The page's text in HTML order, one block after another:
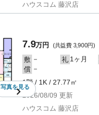
ハウスコム 藤沢店
写真を見る
7.9万円 (共益費 3,900円)
敷 － 礼 1ヶ月
償 －
1階 / 1K / 27.77㎡
2026/08/09 更新
ハウスコム 藤沢店